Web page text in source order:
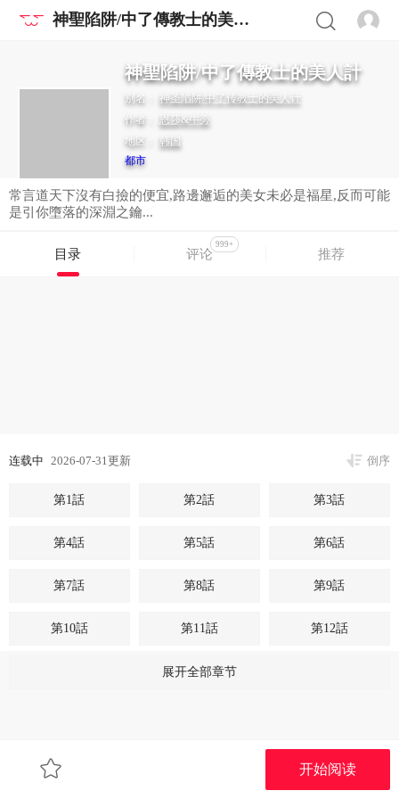
神聖陷阱/中了傳教士的美人計
神聖陷阱/中了傳教士的美人計
别名： 神圣陷阱/中了传教士的美人计
作者： 恩莎&牛蒡
地区： 韩国
都市
常言道天下沒有白撿的便宜,路邊邂逅的美女未必是福星,反而可能
是引你墮落的深淵之鑰...
目录 评论
999+
推荐
连载中 2026-07-31更新 倒序
第1話 第2話 第3話
第4話 第5話 第6話
第7話 第8話 第9話
第10話 第11話 第12話
第14話
第19話
开始阅读
展开全部章节